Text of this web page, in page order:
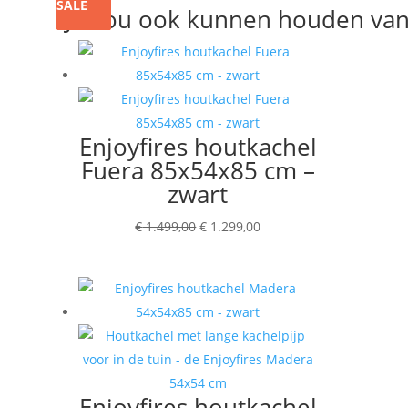
Je zou ook kunnen houden
SALE
Enjoyfires houtkachel
Fuera 85x54x85 cm –
zwart
€1.499,00Oorspronkelijke
€ 1.499,00.
€ 1.299,00Huidige
€ 1.299,00.
SALE
SALE
SALE